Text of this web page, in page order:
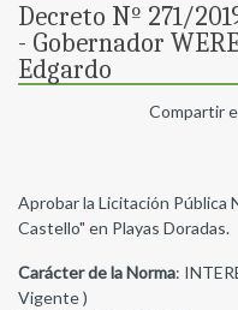
Decreto Nº 271/
- Gobernador
Edgardo
Compartir
Aprobar la Licitación Pública
Castello" en Playas Doradas.
Carácter de la Norma:
Vigente )